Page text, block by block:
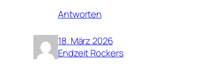
Antworten
18. März 2026
Endzeit Rockers